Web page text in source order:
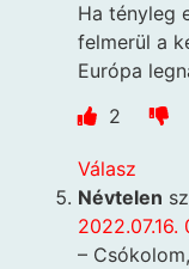
Ha tényleg
felmerül a
Európa
2
Válasz
Névtelen
2022.07.16.
–